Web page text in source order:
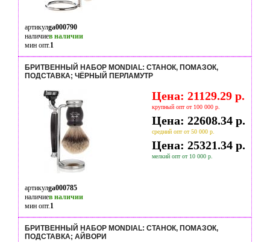
артикулga000790
наличиев наличии
мин опт.1
БРИТВЕННЫЙ НАБОР MONDIAL: СТАНОК, ПОМАЗОК,
ПОДСТАВКА; ЧЁРНЫЙ ПЕРЛАМУТР
Цена: 21129.29 р.
крупный опт от 100 000 р.
Цена: 22608.34 р.
средний опт от 50 000 р.
Цена: 25321.34 р.
мелкий опт от 10 000 р.
артикулga000785
наличиев наличии
мин опт.1
БРИТВЕННЫЙ НАБОР MONDIAL: СТАНОК, ПОМАЗОК,
ПОДСТАВКА; АЙВОРИ